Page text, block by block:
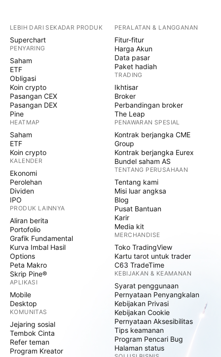
LEBIH DARI SEKADAR PRODUK
Superchart
PENYARING
Saham
ETF
Obligasi
Koin crypto
Pasangan CEX
Pasangan DEX
Pine
HEATMAP
Saham
ETF
Koin crypto
KALENDER
Ekonomi
Perolehan
Dividen
IPO
PRODUK LAINNYA
Aliran berita
Portofolio
Grafik Fundamental
Kurva Imbal Hasil
Options
Peta Makro
Skrip Pine®
APLIKASI
Mobile
Desktop
KOMUNITAS
Jejaring sosial
Tembok Cinta
Refer teman
Program Kreator
PERALATAN & LANGGANAN
Fitur-fitur
Harga Akun
Data pasar
Paket hadiah
TRADING
Ikhtisar
Broker
Perbandingan broker
The Leap
PENAWARAN SPESIAL
Kontrak berjangka CME
Group
Kontrak berjangka Eurex
Bundel saham AS
TENTANG PERUSAHAAN
Tentang kami
Misi luar angksa
Blog
Pusat Bantuan
Karir
Media kit
MERCHANDISE
Toko TradingView
Kartu tarot untuk trader
C63 TradeTime
KEBIJAKAN & KEAMANAN
Syarat penggunaan
Pernyataan Penyangkalan
Kebijakan Privasi
Kebijakan Cookie
Pernyataan Aksesibilitas
Tips keamanan
Program Pencari Bug
Halaman status